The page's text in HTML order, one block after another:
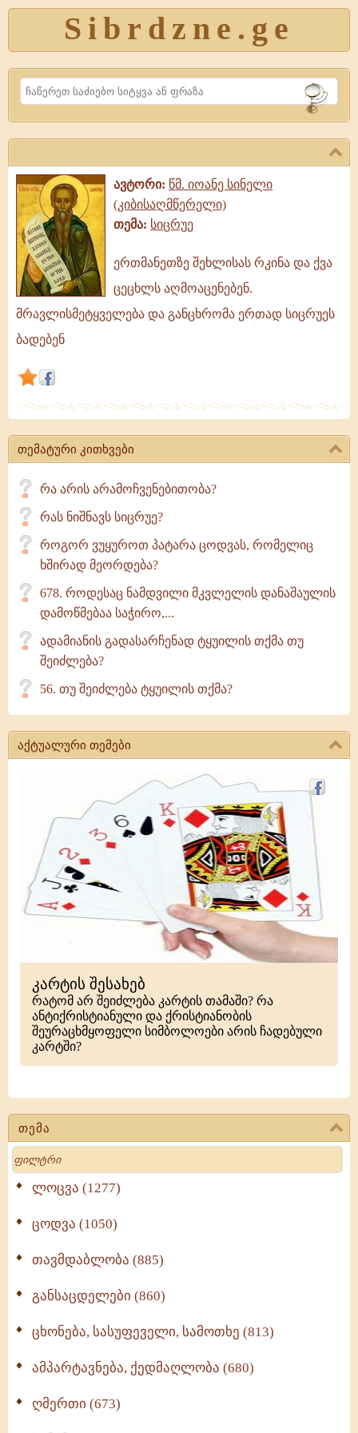
Sibrdzne.ge
Search
თემა
Search
ლოცვა (1277)
ცოდვა (1050)
თავმდაბლობა (885)
განსაცდელები (860)
ცხონება, სასუფეველი, სამოთხე (813)
ამპარტავნება, ქედმაღლობა (680)
ღმერთი (673)
ავტორი: წმ. იოანე სინელი
(კიბისაღმწერელი)
თემა: სიცრუე
ერთმანეთზე
შეხლისას
რკინა
და
ცეცხლს
მრავლისმეტყველება
და
განცხრომა
ერთად
სიცრუეს
ერთმანეთზე შეხლისას რკინა და ქვა
ცეცხლს აღმოაცენებენ.
მრავლისმეტყველება და განცხრომა ერთად სიცრუეს
ბადებენ
თემატური კითხვები
რა არის არამოჩვენებითობა?
რას ნიშნავს სიცრუე?
როგორ ვუყუროთ პატარა ცოდვას, რომელიც
ხშირად მეორდება?
678. როდესაც ნამდვილი მკვლელის დანაშაულის
დამოწმებაა საჭირო,...
ადამიანის გადასარჩენად ტყუილის თქმა თუ
შეიძლება?
56. თუ შეიძლება ტყუილის თქმა?
აქტუალური თემები
კარტის შესახებ
რატომ არ შეიძლება კარტის თამაში? რა
ანტიქრისტიანული და ქრისტიანობის
შეურაცხმყოფელი სიმბოლოები არის ჩადებული
კარტში?